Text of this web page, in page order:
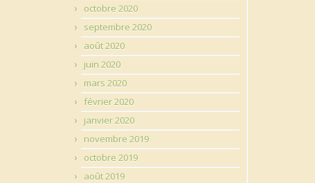
octobre 2020
septembre 2020
août 2020
juin 2020
mars 2020
février 2020
janvier 2020
novembre 2019
octobre 2019
août 2019